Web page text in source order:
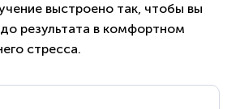
выстроено так, чтобы вы
результата в комфортном
стресса.